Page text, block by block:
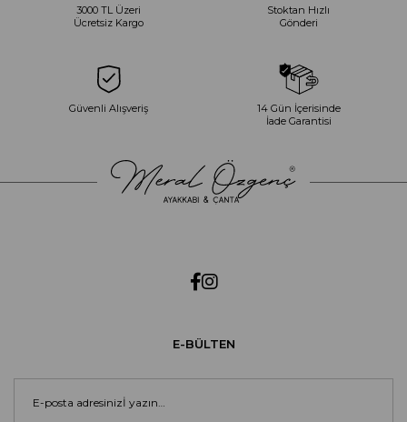
3000 TL Üzeri
Ücretsiz Kargo
Stoktan Hızlı
Gönderi
Güvenli Alışveriş
14 Gün İçerisinde
İade Garantisi
E-BÜLTEN